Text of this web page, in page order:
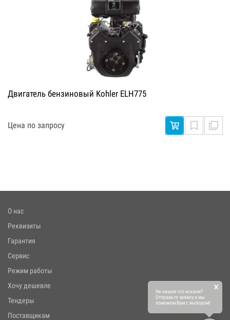
Двигатель бензиновый Kohler ELH775
Цена по запросу
О нас
Реквизиты
Гарантия
Сервис
Режим работы
Хочу дешевле
Тендеры
Поставщикам
Не нашли что искали?
Отправьте заявку и мы
поможем Вам с выбором!
×